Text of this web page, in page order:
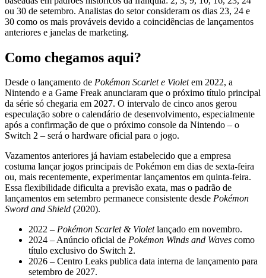
ou 30 de setembro. Analistas do setor consideram os dias 23, 24 e
30 como os mais prováveis devido a coincidências de lançamentos
anteriores e janelas de marketing.
Como chegamos aqui?
Desde o lançamento de Pokémon Scarlet e Violetem 2022, a
Nintendo e a Game Freak anunciaram que o próximo título principal
da série só chegaria em 2027. O intervalo de cinco anos gerou
especulação sobre o calendário de desenvolvimento, especialmente
após a confirmação de que o próximo console da Nintendo – o
Switch 2 – será o hardware oficial para o jogo.
Vazamentos anteriores já haviam estabelecido que a empresa
costuma lançar jogos principais de Pokémon em dias de sexta-feira
ou, mais recentemente, experimentar lançamentos em quinta-feira.
Essa flexibilidade dificulta a previsão exata, mas o padrão de
lançamentos em setembro permanece consistente desde Pokémon
Sword and Shield (2020).
2022 – Pokémon Scarlet & Violetlançado em novembro.
2024 – Anúncio oficial de Pokémon Winds and Waves como
título exclusivo do Switch 2.
2026 – Centro Leaks publica data interna de lançamento para
setembro de 2027.